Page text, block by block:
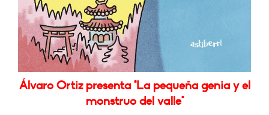
Álvaro Ortiz presenta "La pequeña genia y el
monstruo del valle"